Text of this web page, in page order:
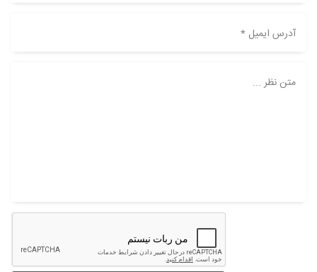
آدرس ایمیل *
متن نظر ...